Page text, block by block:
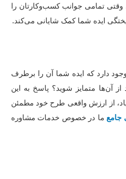
تمامی جوانب کسب‌وکارتان را
پختگی ایده شما کمک شایانی می‌کند.
وجود دارد که ایده شما آن را برطرف
آن‌ها متمایز شوید؟ پاسخ به این
از ارزش واقعی طرح خود مطمئن
جامعما در خصوص خدمات مشاوره